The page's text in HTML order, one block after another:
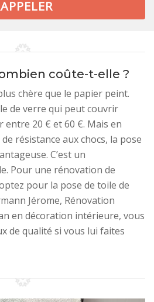
coûte-t-elle ?
chère que le papier peint.
de verre qui peut couvrir
entre 20 € et 60 €. Mais en
résistance aux chocs, la pose
C’est un
Pour une rénovation de
pour la pose de toile de
Jérome, Rénovation
en décoration intérieure, vous
de qualité si vous lui faites